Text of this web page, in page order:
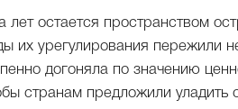
остается пространством
их урегулирования пережили
догоняла по значению
странам предложили